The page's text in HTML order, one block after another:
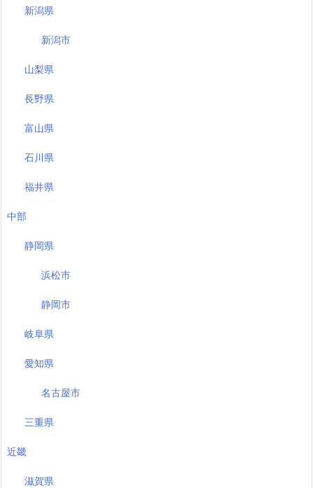
新潟県
新潟市
山梨県
長野県
富山県
石川県
福井県
中部
静岡県
浜松市
静岡市
岐阜県
愛知県
名古屋市
三重県
近畿
滋賀県